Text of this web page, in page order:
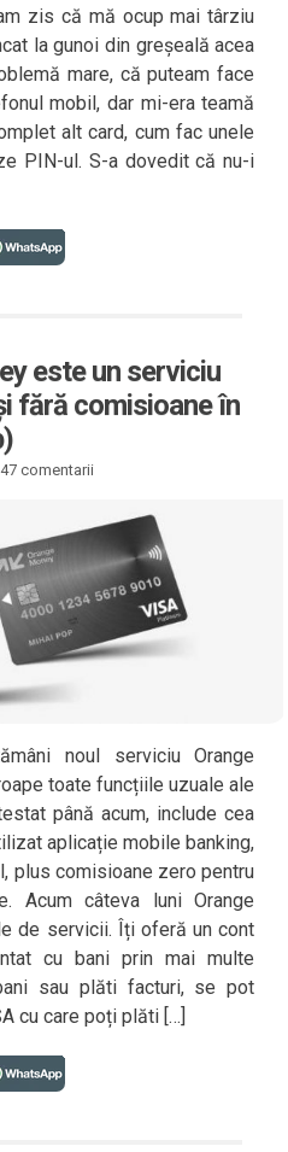
zis că mă ocup mai târziu
la gunoi din greșeală acea
mare, că puteam face
mobil, dar mi-era teamă
alt card, cum fac unele
PIN-ul. S-a dovedit că nu-i
este un serviciu
fără comisioane în
47 comentarii
noul serviciu Orange
toate funcțiile uzuale ale
până acum, include cea
aplicație mobile banking,
plus comisioane zero pentru
Acum câteva luni Orange
de servicii. Îți oferă un cont
cu bani prin mai multe
sau plăti facturi, se pot
cu care poți plăti […]